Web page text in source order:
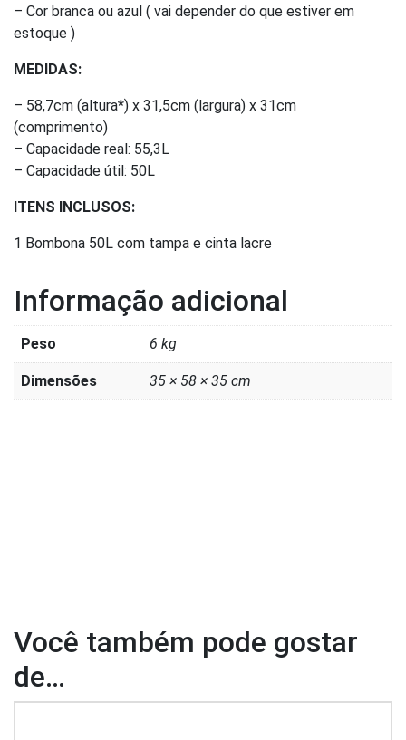
– Cor branca ou azul ( vai depender do que estiver em
estoque )
MEDIDAS:
– 58,7cm (altura*) x 31,5cm (largura) x 31cm
(comprimento)
– Capacidade real: 55,3L
– Capacidade útil: 50L
ITENS INCLUSOS:
1 Bombona 50L com tampa e cinta lacre
Informação adicional
Peso 6 kg
Dimensões 35 × 58 × 35 cm
Você também pode gostar
de…